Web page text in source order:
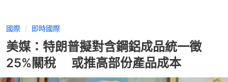
國際 即時國際
美媒：特朗普擬對含鋼鋁成品統一徵
25%關稅 或推高部份產品成本